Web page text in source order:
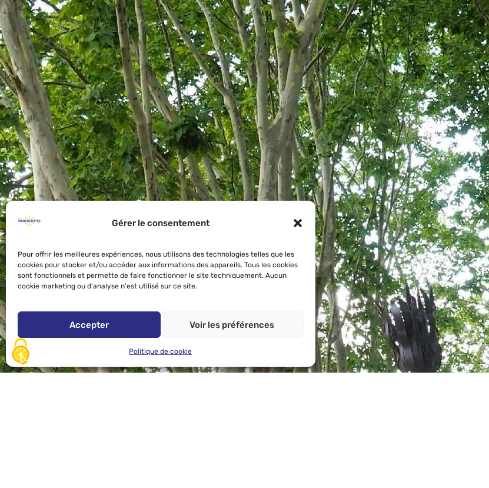
Gérer le consentement
Pour offrir les meilleures expériences, nous utilisons des technologies telles que les
cookies pour stocker et/ou accéder aux informations des appareils. Tous les cookies
sont fonctionnels et permette de faire fonctionner le site techniquement. Aucun
cookie marketing ou d'analyse n'est utilisé sur ce site.
Accepter Voir les préférences
Politique de cookie